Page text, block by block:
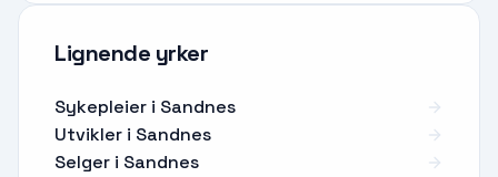
Lignende yrker
Sykepleier i Sandnes
Utvikler i Sandnes
Selger i Sandnes